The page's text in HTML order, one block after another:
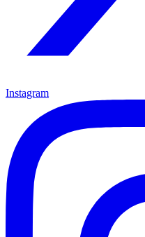
Instagram